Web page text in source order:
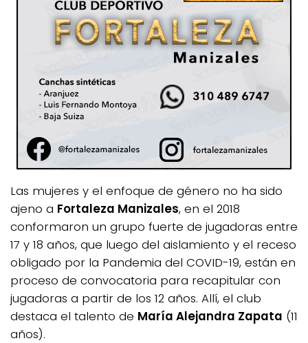
Las mujeres y el enfoque de género no ha sido
ajeno a Fortaleza Manizales, en el 2018
conformaron un grupo fuerte de jugadoras entre
17 y 18 años, que luego del aislamiento y el receso
obligado por la Pandemia del COVID-19, están en
proceso de convocatoria para recapitular con
jugadoras a partir de los 12 años. Allí, el club
destaca el talento de María Alejandra Zapata (11
años).